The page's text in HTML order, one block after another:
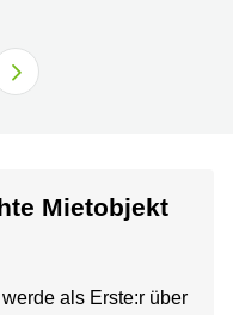
Mietobjekt
als Erste:r über